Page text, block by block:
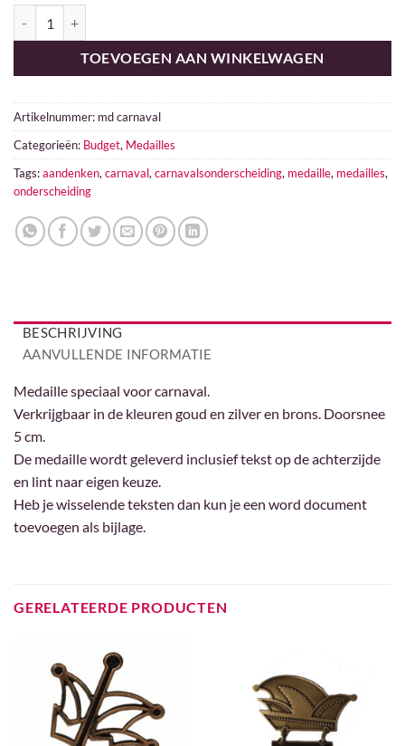
TOEVOEGEN AAN WINKELWAGEN
Artikelnummer: md carnaval
Categorieën: Budget, Medailles
Tags:aandenken, carnaval, carnavalsonderscheiding, medaille, medailles,
onderscheiding
BESCHRIJVING
AANVULLENDE INFORMATIE
Medaille speciaal voor carnaval.
Verkrijgbaar in de kleuren goud en zilver en brons. Doorsnee
5 cm.
De medaille wordt geleverd inclusief tekst op de achterzijde
en lint naar eigen keuze.
Heb je wisselende teksten dan kun je een word document
toevoegen als bijlage.
GERELATEERDE PRODUCTEN